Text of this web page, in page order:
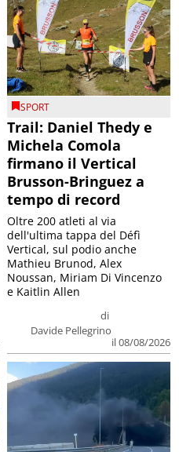
SPORT
Trail: Daniel Thedy e
Michela Comola
firmano il Vertical
Brusson-Bringuez a
tempo di record
di
Davide Pellegrino
il 08/08/2026
Oltre 200 atleti al via
dell'ultima tappa del Défì
Vertical, sul podio anche
Mathieu Brunod, Alex
Noussan, Miriam Di Vincenzo
e Kaitlin Allen